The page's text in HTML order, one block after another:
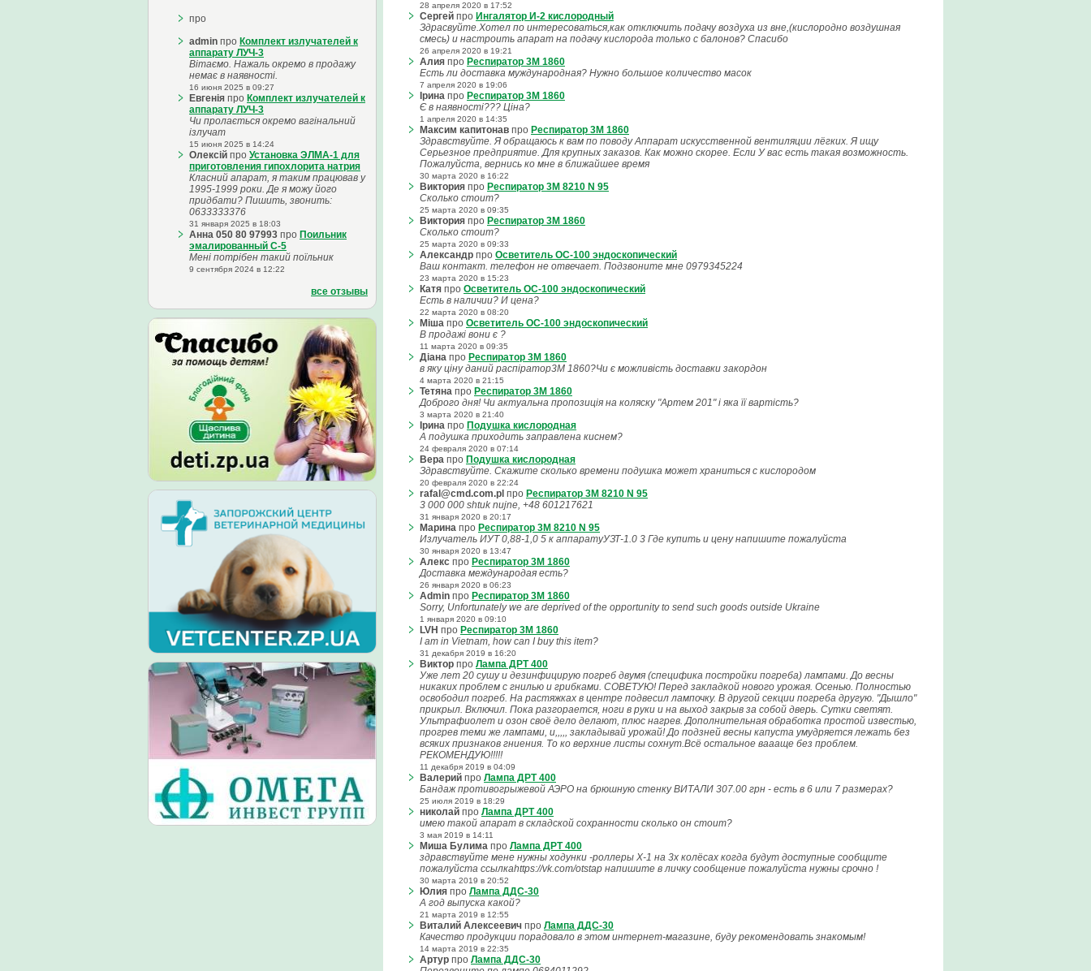
про
admin про Комплект излучателей к
аппарату ЛУЧ-3
Вітаємо. Нажаль окремо в продажу
немає в наявності.
16 июня 2025 в 09:27
Евгенія про Комплект излучателей к
аппарату ЛУЧ-3
Чи пролається окремо вагінальний
ізлучат
15 июня 2025 в 14:24
Олексій про Установка ЭЛМА-1 для
приготовления гипохлорита натрия
Класний апарат, я таким працював у
1995-1999 роки. Де я можу його
придбати? Пишить, звонить:
0633333376
31 января 2025 в 18:03
Анна 050 80 97993 про Поильник
эмалированный С-5
Мені потрібен такий поїльник
9 сентября 2024 в 12:22
все отзывы
28 апреля 2020 в 17:52
Сергей про Ингалятор И-2 кислородный
Здрасвуйте.Хотел по интересоваться,как отключить подачу воздуха из вне,(кислородно воздушная
смесь) и настроить апарат на подачу кислорода только с балонов? Спасибо
26 апреля 2020 в 19:21
Алия про Респиратор 3M 1860
Есть ли доставка муждународная? Нужно большое количество масок
7 апреля 2020 в 19:06
Ірина про Респиратор 3M 1860
Є в наявності??? Ціна?
1 апреля 2020 в 14:35
Максим капитонав про Респиратор 3M 1860
Здравствуйте. Я обращаюсь к вам по поводу Аппарат искусственной вентиляции лёгких. Я ищу
Серьезное предприятие. Для крупных заказов. Как можно скорее. Если У вас есть такая возможность.
Пожалуйста, вернись ко мне в ближайшее время
30 марта 2020 в 16:22
Виктория про Респиратор 3М 8210 N 95
Сколько стоит?
25 марта 2020 в 09:35
Виктория про Респиратор 3M 1860
Сколько стоит?
25 марта 2020 в 09:33
Александр про Осветитель ОС-100 эндоскопический
Ваш контакт. телефон не отвечает. Подзвоните мне 0979345224
23 марта 2020 в 15:23
Катя про Осветитель ОС-100 эндоскопический
Есть в наличии? И цена?
22 марта 2020 в 08:20
Міша про Осветитель ОС-100 эндоскопический
В продажі вони є ?
11 марта 2020 в 09:35
Діана про Респиратор 3M 1860
в яку ціну даний распіратор3M 1860?Чи є можливість доставки закордон
4 марта 2020 в 21:15
Тетяна про Респиратор 3M 1860
Доброго дня! Чи актуальна пропозиція на коляску "Артем 201" і яка її вартість?
3 марта 2020 в 21:40
Ірина про Подушка кислородная
А подушка приходить заправлена киснем?
24 февраля 2020 в 07:14
Вера про Подушка кислородная
Здравствуйте. Скажите сколько времени подушка может храниться с кислородом
20 февраля 2020 в 22:24
rafal@cmd.com.pl про Респиратор 3М 8210 N 95
3 000 000 shtuk nujne, +48 601217621
31 января 2020 в 20:17
Марина про Респиратор 3М 8210 N 95
Излучатель ИУТ 0,88-1,0 5 к аппаратуУЗТ-1.0 3 Где купить и цену напишите пожалуйста
30 января 2020 в 13:47
Алекс про Респиратор 3M 1860
Доставка международая есть?
26 января 2020 в 06:23
Admin про Респиратор 3M 1860
Sorry, Unfortunately we are deprived of the opportunity to send such goods outside Ukraine
1 января 2020 в 09:10
LVH про Респиратор 3M 1860
I am in Vietnam, how can I buy this item?
31 декабря 2019 в 16:20
Виктор про Лампа ДРТ 400
Уже лет 20 сушу и дезинфицирую погреб двумя (специфика постройки погреба) лампами. До весны
никаких проблем с гнилью и грибками. СОВЕТУЮ! Перед закладкой нового урожая. Осенью. Полностью
освободил погреб. На растяжках в центре подвесил лампочку. В другой секции погреба другую. "Дышло"
прикрыл. Включил. Пока разгорается, ноги в руки и на выход закрыв за собой дверь. Сутки светят.
Ультрафиолет и озон своё дело делают, плюс нагрев. Дополнительная обработка простой известью,
прогрев теми же лампами, и,,,,, закладывай урожай! До подзней весны капуста умудряется лежать без
всяких признаков гниения. То ко верхние листы сохнут.Всё остальное ваааще без проблем.
РЕКОМЕНДУЮ!!!!!
11 декабря 2019 в 04:09
Валерий про Лампа ДРТ 400
Бандаж противогрыжевой АЭРО на брюшную стенку ВИТАЛИ 307.00 грн - есть в 6 или 7 размерах?
25 июля 2019 в 18:29
николай про Лампа ДРТ 400
имею такой апарат в складской сохранности сколько он стоит?
3 мая 2019 в 14:11
Миша Булима про Лампа ДРТ 400
здравствуйте мене нужны ходунки -роллеры Х-1 на 3х колёсах когда будут доступные сообщите
пожалуйста ссылкаhttps://vk.com/otstap напишите в личку сообщение пожалуйста нужны срочно !
30 марта 2019 в 20:52
Юлия про Лампа ДДС-30
А год выпуска какой?
21 марта 2019 в 12:55
Виталий Алексеевич про Лампа ДДС-30
Качество продукции порадовало в этом интернет-магазине, буду рекомендовать знакомым!
14 марта 2019 в 22:35
Артур про Лампа ДДС-30